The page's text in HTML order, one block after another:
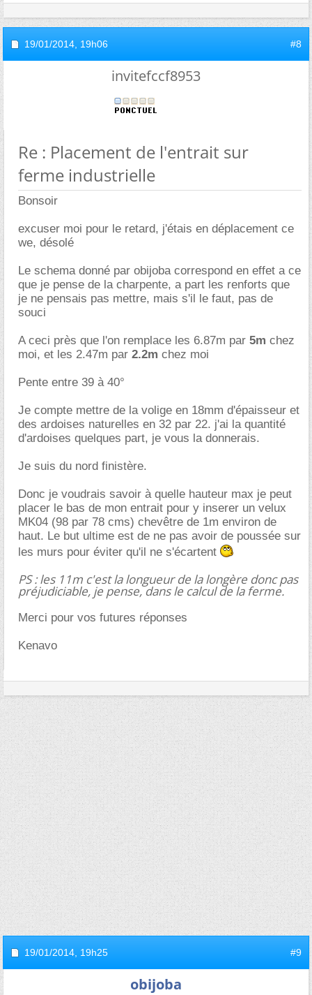
19/01/2014, 19h06 #8
invitefccf8953
Re : Placement de l'entrait sur
ferme industrielle
Bonsoir
excuser moi pour le retard, j'étais en déplacement ce
we, désolé
Le schema donné par obijoba correspond en effet a ce
que je pense de la charpente, a part les renforts que
je ne pensais pas mettre, mais s'il le faut, pas de
souci
A ceci près que l'on remplace les 6.87m par 5m chez
moi, et les 2.47m par 2.2m chez moi
Pente entre 39 à 40°
Je compte mettre de la volige en 18mm d'épaisseur et
des ardoises naturelles en 32 par 22. j'ai la quantité
d'ardoises quelques part, je vous la donnerais.
Je suis du nord finistère.
Donc je voudrais savoir à quelle hauteur max je peut
placer le bas de mon entrait pour y inserer un velux
MK04 (98 par 78 cms) chevêtre de 1m environ de
haut. Le but ultime est de ne pas avoir de poussée sur
les murs pour éviter qu'il ne s'écartent
PS : les 11m c'est la longueur de la longère donc pas
préjudiciable, je pense, dans le calcul de la ferme.
Merci pour vos futures réponses
Kenavo
19/01/2014, 19h25 #9
obijoba